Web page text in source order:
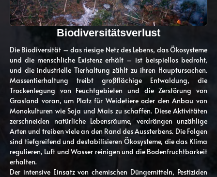
Biodiversitätsverlust
Die Biodiversität – das riesige Netz des Lebens, das Ökosysteme
und die menschliche Existenz erhält – ist beispiellos bedroht,
und die industrielle Tierhaltung zählt zu ihren Hauptursachen.
Massentierhaltung treibt großflächige Entwaldung, die
Trockenlegung von Feuchtgebieten und die Zerstörung von
Grasland voran, um Platz für Weidetiere oder den Anbau von
Monokulturen wie Soja und Mais zu schaffen. Diese Aktivitäten
zerschneiden natürliche Lebensräume, verdrängen unzählige
Arten und treiben viele an den Rand des Aussterbens. Die Folgen
sind tiefgreifend und destabilisieren Ökosysteme, die das Klima
regulieren, Luft und Wasser reinigen und die Bodenfruchtbarkeit
erhalten.
Der intensive Einsatz von chemischen Düngemitteln, Pestiziden